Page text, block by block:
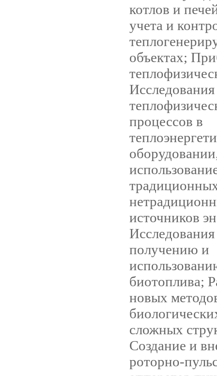
котлов и
учета и
объектах;
Исследования
процессов в
источников
получению и
биотоплива;
новых
сложных
Создание и
роторно-